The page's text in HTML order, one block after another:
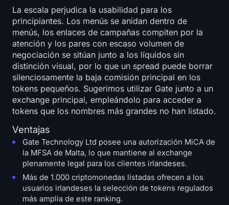
La escala perjudica la usabilidad para los
principiantes. Los menús se anidan dentro de
menús, los enlaces de campañas compiten por la
atención y los pares con escaso volumen de
negociación se sitúan junto a los líquidos sin
distinción visual, por lo que un spread puede borrar
silenciosamente la baja comisión principal en los
tokens pequeños. Sugerimos utilizar Gate junto a un
exchange principal, empleándolo para acceder a
tokens que los nombres más grandes no han listado.
Ventajas
Gate Technology Ltd posee una autorización MiCA de
la MFSA de Malta, lo que mantiene al exchange
plenamente legal para los clientes irlandeses.
Más de 1.000 criptomonedas listadas ofrecen a los
usuarios irlandeses la selección de tokens regulados
más amplia de este ranking.